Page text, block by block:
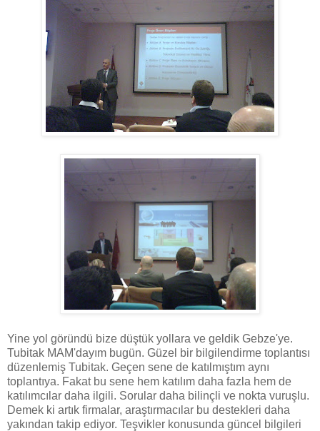
Yine yol göründü bize düştük yollara ve geldik Gebze'ye.
Tubitak MAM'dayım bugün. Güzel bir bilgilendirme toplantısı
düzenlemiş Tubitak. Geçen sene de katılmıştım aynı
toplantıya. Fakat bu sene hem katılım daha fazla hem de
katılımcılar daha ilgili. Sorular daha bilinçli ve nokta vuruşlu.
Demek ki artık firmalar, araştırmacılar bu destekleri daha
yakından takip ediyor. Teşvikler konusunda güncel bilgileri